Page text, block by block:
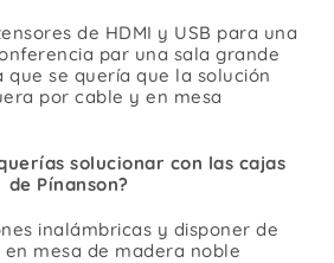
de HDMI y USB para una
par una sala grande
que se quería que la solución
por cable y en mesa
solucionar con las cajas
de Pínanson?
inalámbricas y disponer de
mesa de madera noble